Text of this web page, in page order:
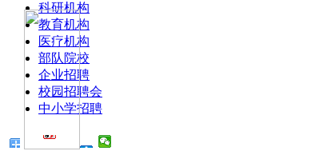
科研机构
教育机构
医疗机构
部队院校
企业招聘
校园招聘会
中小学招聘